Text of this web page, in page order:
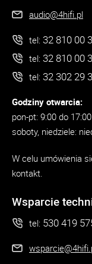
audio@4hifi.pl
tel: 32 810 00
tel: 32 810 00
tel: 32 302 29
Godziny otwarcia:
pon-pt: 9:00 do 17:00
soboty, niedziele:
W celu umówienia
kontakt.
Wsparcie
tel: 530 419